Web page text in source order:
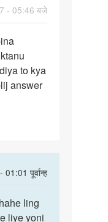
- 05:46 बजे
to kya
answer
पूर्वान्ह
ling
liye yoni